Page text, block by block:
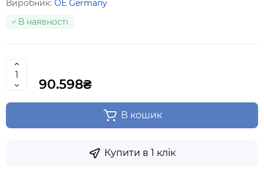
Виробник: OE Germany
В наявності
90.598₴
В кошик
Купити в 1 клік